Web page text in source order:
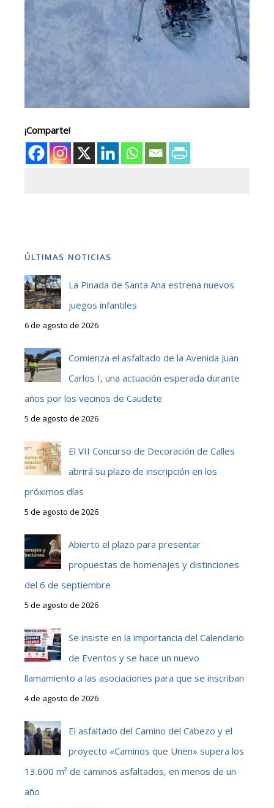
¡Comparte!
ÚLTIMAS NOTICIAS
La Pinada de Santa Ana estrena nuevos
juegos infantiles
6 de agosto de 2026
Comienza el asfaltado de la Avenida Juan
Carlos I, una actuación esperada durante
años por los vecinos de Caudete
5 de agosto de 2026
El VII Concurso de Decoración de Calles
abrirá su plazo de inscripción en los
próximos días
5 de agosto de 2026
Abierto el plazo para presentar
propuestas de homenajes y distinciones
del 6 de septiembre
5 de agosto de 2026
Se insiste en la importancia del Calendario
de Eventos y se hace un nuevo
llamamiento a las asociaciones para que se inscriban
4 de agosto de 2026
El asfaltado del Camino del Cabezo y el
proyecto «Caminos que Unen» supera los
13.600 m² de caminos asfaltados, en menos de un
año